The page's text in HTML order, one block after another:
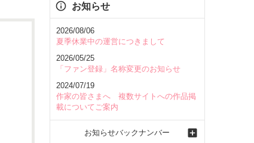
お知らせ
2026/08/06
夏季休業中の運営につきまして
2026/05/25
「ファン登録」名称変更のお知らせ
2024/07/19
作家の皆さまへ 複数サイトへの作品掲
載についてご案内
お知らせバックナンバー